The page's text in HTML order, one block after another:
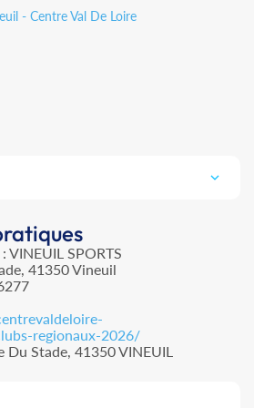
- Centre Val De Loire
: VINEUIL SPORTS
41350 Vineuil
regionaux-2026/
Du Stade, 41350 VINEUIL